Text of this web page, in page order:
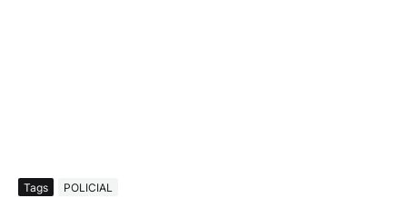
Tags POLICIAL